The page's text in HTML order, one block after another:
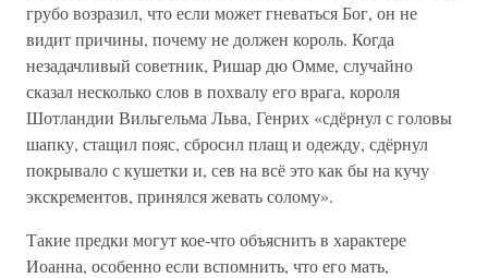
грубо возразил, что если может гневаться Бог, он не
видит причины, почему не должен король. Когда
незадачливый советник, Ришар дю Омме, случайно
сказал несколько слов в похвалу его врага, короля
Шотландии Вильгельма Льва, Генрих «сдёрнул с головы
шапку, стащил пояс, сбросил плащ и одежду, сдёрнул
покрывало с кушетки и, сев на всё это как бы на кучу
экскрементов, принялся жевать солому».
Такие предки могут кое-что объяснить в характере
Иоанна, особенно если вспомнить, что его мать,